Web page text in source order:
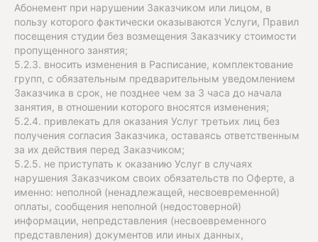
Абонемент при нарушении Заказчиком или лицом, в
пользу которого фактически оказываются Услуги, Правил
посещения студии без возмещения Заказчику стоимости
пропущенного занятия;
5.2.3. вносить изменения в Расписание, комплектование
групп, с обязательным предварительным уведомлением
Заказчика в срок, не позднее чем за 3 часа до начала
занятия, в отношении которого вносятся изменения;
5.2.4. привлекать для оказания Услуг третьих лиц без
получения согласия Заказчика, оставаясь ответственным
за их действия перед Заказчиком;
5.2.5. не приступать к оказанию Услуг в случаях
нарушения Заказчиком своих обязательств по Оферте, а
именно: неполной (ненадлежащей, несвоевременной)
оплаты, сообщения неполной (недостоверной)
информации, непредставления (несвоевременного
представления) документов или иных данных,